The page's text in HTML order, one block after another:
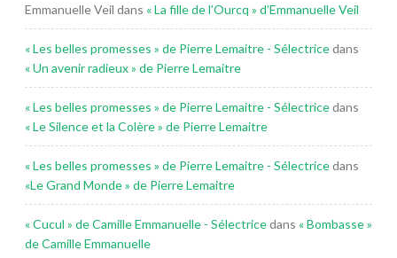
Emmanuelle Veil dans « La fille de l’Ourcq » d’Emmanuelle Veil
« Les belles promesses » de Pierre Lemaitre - Sélectricedans
« Un avenir radieux » de Pierre Lemaitre
« Les belles promesses » de Pierre Lemaitre - Sélectricedans
« Le Silence et la Colère » de Pierre Lemaitre
« Les belles promesses » de Pierre Lemaitre - Sélectricedans
«Le Grand Monde » de Pierre Lemaitre
« Cucul » de Camille Emmanuelle - Sélectricedans « Bombasse »
de Camille Emmanuelle